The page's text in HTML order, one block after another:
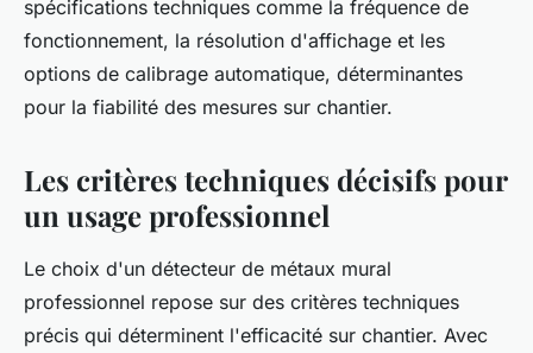
spécifications techniques comme la fréquence de
fonctionnement, la résolution d'affichage et les
options de calibrage automatique, déterminantes
pour la fiabilité des mesures sur chantier.
Les critères techniques décisifs pour
un usage professionnel
Le choix d'un détecteur de métaux mural
professionnel repose sur des critères techniques
précis qui déterminent l'efficacité sur chantier. Avec